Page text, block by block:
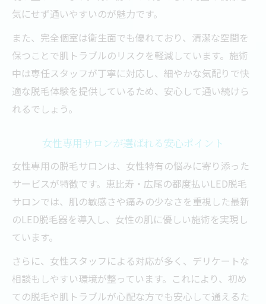
気にせず通いやすいのが魅力です。
また、完全個室は衛生面でも優れており、清潔な空間を
保つことで肌トラブルのリスクを軽減しています。施術
中は専任スタッフが丁寧に対応し、細やかな気配りで快
適な脱毛体験を提供しているため、安心して通い続けら
れるでしょう。
女性専用サロンが選ばれる安心ポイント
女性専用の脱毛サロンは、女性特有の悩みに寄り添った
サービスが特徴です。恵比寿・広尾の都度払いLED脱毛
サロンでは、肌の敏感さや痛みの少なさを重視した最新
のLED脱毛器を導入し、女性の肌に優しい施術を実現し
ています。
さらに、女性スタッフによる対応が多く、デリケートな
相談もしやすい環境が整っています。これにより、初め
ての脱毛や肌トラブルが心配な方でも安心して通えるた